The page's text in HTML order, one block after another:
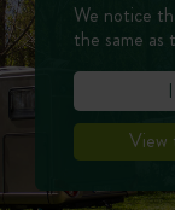
We notice
the same as
View